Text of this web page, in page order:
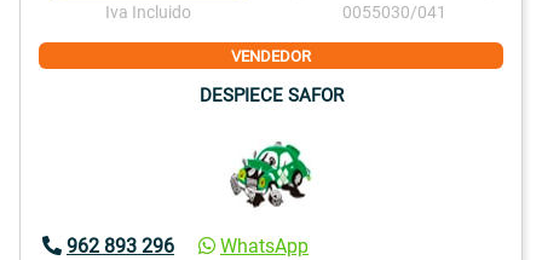
Iva Incluido 0055030/041
VENDEDOR
DESPIECE SAFOR
962 893 296
WhatsApp